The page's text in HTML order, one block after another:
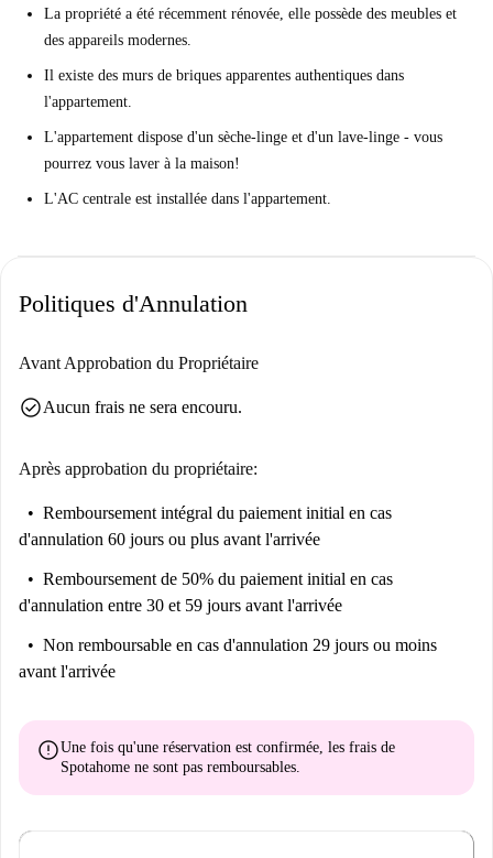
La propriété a été récemment rénovée, elle possède des meubles et
des appareils modernes.
Il existe des murs de briques apparentes authentiques dans
l'appartement.
L'appartement dispose d'un sèche-linge et d'un lave-linge - vous
pourrez vous laver à la maison!
L'AC centrale est installée dans l'appartement.
Politiques d'Annulation
Avant Approbation du Propriétaire
check_circleAucun frais ne sera encouru.
Après approbation du propriétaire:
Remboursement intégral du paiement initial en cas
d'annulation 60 jours ou plus avant l'arrivée
Remboursement de 50% du paiement initial en cas
d'annulation entre 30 et 59 jours avant l'arrivée
Non remboursable en cas d'annulation 29 jours ou moins
avant l'arrivée
errorUne fois qu'une réservation est confirmée, les frais de
Spotahome ne sont pas remboursables.